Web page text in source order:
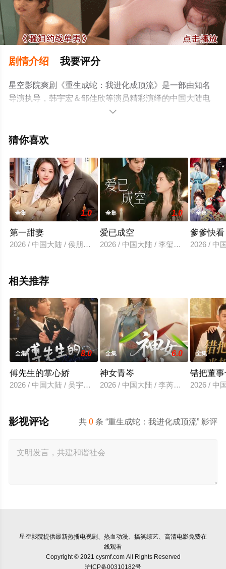
剧情介绍 我要评分
星空影院爽剧《重生成蛇：我进化成顶流》是一部由知名
导演执导，韩宇宏＆邹佳欣等演员精彩演绎的中国大陆电
视剧，大结局剧情已揭晓（全集完结），手机免费观看高
可移步至豆瓣电视剧、电视猫或剧情网等平台了解。

猜你喜欢
全集 1.0
第一甜妻
2026 / 中国大陆 / 侯朋岩＆马倩倩
全集 1.0
爱已成空
2026 / 中国大陆 / 李玺鹏&计佳羽
全集
爹爹快
2026 / 中
相关推荐
全集 8.0
傅先生的掌心娇
2026 / 中国大陆 / 吴宇航＆郑千亦
全集 6.0
神女青岑
2026 / 中国大陆 / 李芮峤＆张媛媛
全集
错把董
2026 / 中
共0 条 “重生成蛇：我进化成顶流” 影评
影视评论
星空影院提供最新热播电视剧、热血动漫、搞笑综艺、高清电影免费在
线观看
Copyright © 2021 cysmf.com All Rights Reserved
沪ICP备00310182号